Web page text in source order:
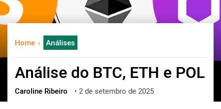
한국어
العربية
ไทย
ქართული
Home Análises
Análise do BTC, ETH e POL
Caroline Ribeiro • 2 de setembro de 2025